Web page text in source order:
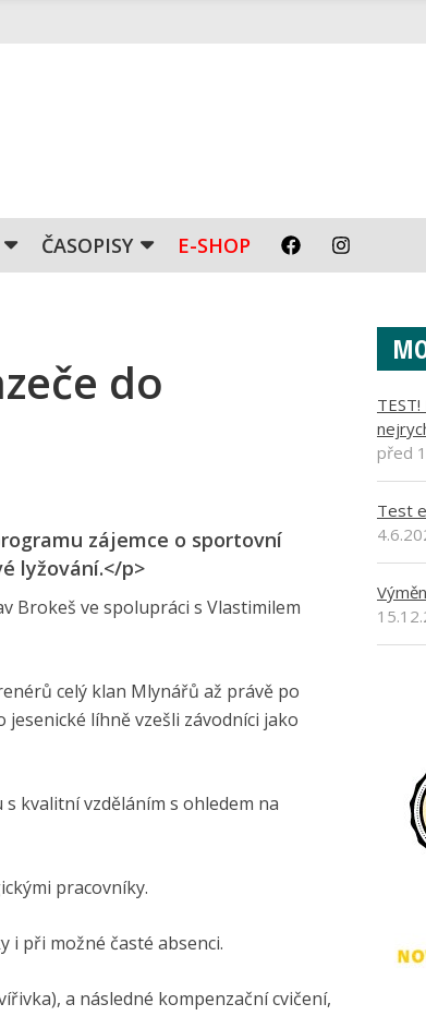
ČASOPISY E-SHOP
do
zájemce o sportovní
lyžování.</p>
Brokeš ve spolupráci s Vlastimilem
celý klan Mlynářů až právě po
líhně vzešli závodníci jako
kvalitní vzděláním s ohledem na
pracovníky.
i při možné časté absenci.
a následné kompenzační cvičení,
před
Test